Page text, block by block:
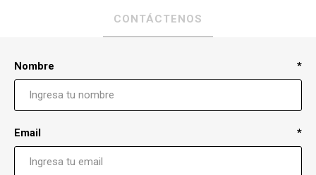
CONTÁCTENOS
Nombre *
Email *